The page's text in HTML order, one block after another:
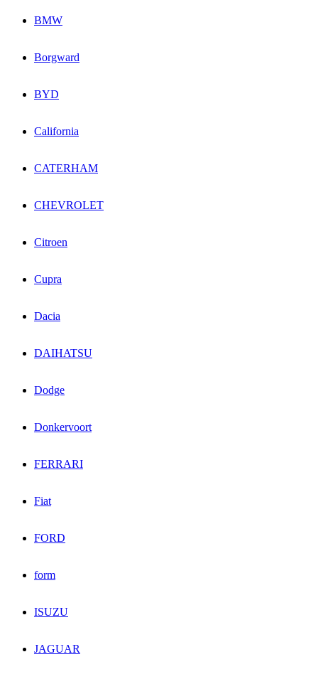
BMW
Borgward
BYD
California
CATERHAM
CHEVROLET
Citroen
Cupra
Dacia
DAIHATSU
Dodge
Donkervoort
FERRARI
Fiat
FORD
form
ISUZU
JAGUAR